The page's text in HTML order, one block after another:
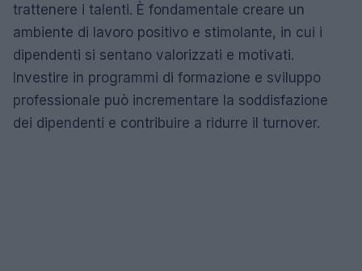
trattenere i talenti. È fondamentale creare un
ambiente di lavoro positivo e stimolante, in cui i
dipendenti si sentano valorizzati e motivati.
Investire in programmi di formazione e sviluppo
professionale può incrementare la soddisfazione
dei dipendenti e contribuire a ridurre il turnover.